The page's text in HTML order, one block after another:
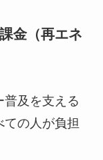
金（再エネ
及を支える
ての人が負担